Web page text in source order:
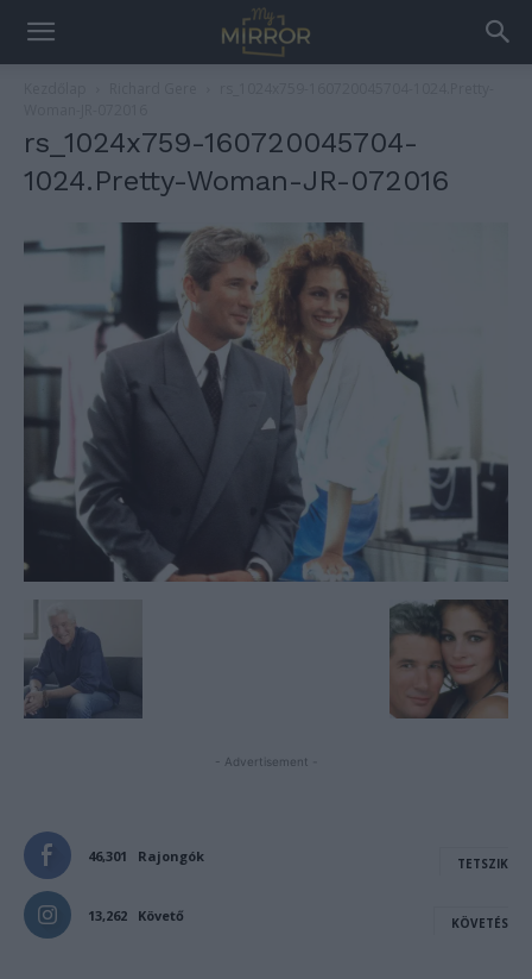
rs_1024x759-160720045704-
1024.Pretty-Woman-JR-072016
- Advertisement -
46,301 Rajongók TETSZIK
13,262 Követő KÖVETÉS